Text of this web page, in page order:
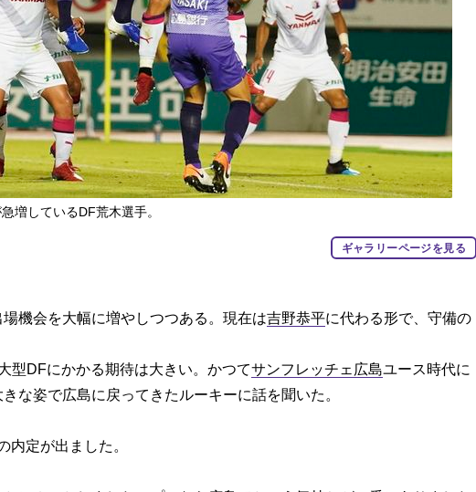
増しているDF荒木選手。
ギャラリーページを見る
機会を大幅に増やしつつある。現在は吉野恭平に代わる形で、守備の
型DFにかかる期待は大きい。かつてサンフレッチェ広島ユース時代に
な姿で広島に戻ってきたルーキーに話を聞いた。
定が出ました。